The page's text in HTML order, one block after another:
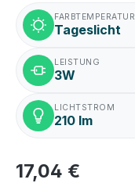
FARBTEMPERATUR
Tageslicht
LEISTUNG
3W
LICHTSTROM
210 lm
17,04 €